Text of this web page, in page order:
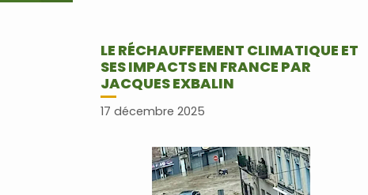
LE RÉCHAUFFEMENT CLIMATIQUE ET
SES IMPACTS EN FRANCE PAR
JACQUES EXBALIN
17 décembre 2025